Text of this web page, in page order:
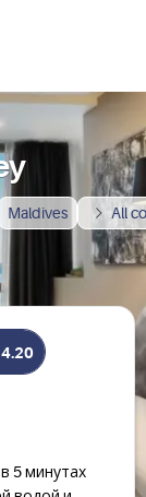
Maldives All
4.20
5 минутах